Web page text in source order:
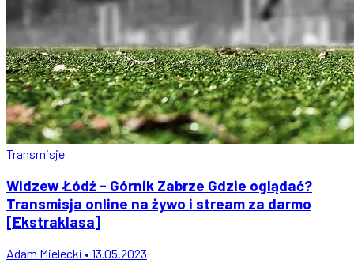
Transmisje
Widzew Łódź - Górnik Zabrze Gdzie oglądać?
Transmisja online na żywo i stream za darmo
[Ekstraklasa]
Adam Mielecki • 13.05.2023